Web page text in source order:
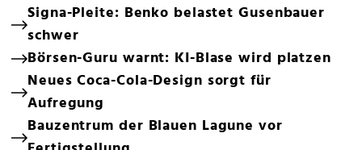
Signa-Pleite: Benko belastet Gusenbauer
schwer
Börsen-Guru warnt: KI-Blase wird platzen
Neues Coca-Cola-Design sorgt für
Aufregung
Bauzentrum der Blauen Lagune vor